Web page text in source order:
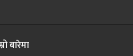
बारेमा